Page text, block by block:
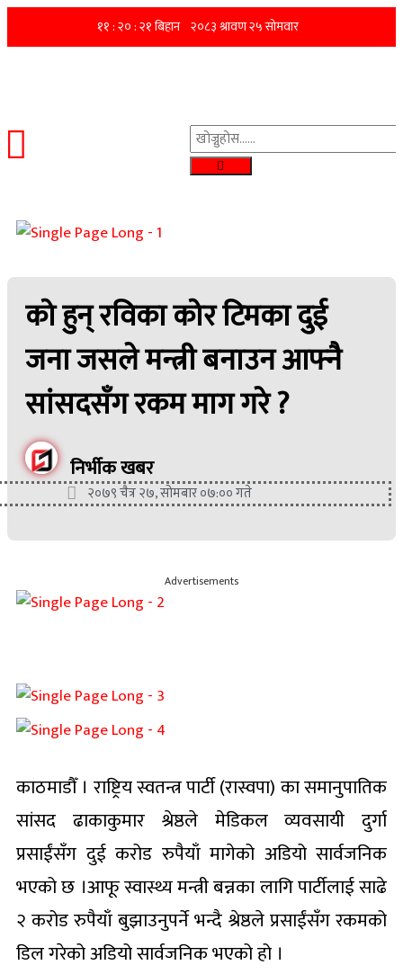
को हुन् रविका कोर टिमका दुई
जना जसले मन्त्री बनाउन आफ्नै
सांसदसँग रकम माग गरे ?
निर्भीक खबर
२०७९ चैत्र २७, सोमबार ०७:०० गते
Advertisements
काठमाडौँ । राष्ट्रिय स्वतन्त्र पार्टी (रास्वपा) का समानुपातिक
सांसद ढाकाकुमार श्रेष्ठले मेडिकल व्यवसायी दुर्गा
प्रसाईंसँग दुई करोड रुपैयाँ मागेको अडियो सार्वजनिक
भएको छ ।आफू स्वास्थ्य मन्त्री बन्नका लागि पार्टीलाई साढे
२ करोड रुपैयाँ बुझाउनुपर्ने भन्दै श्रेष्ठले प्रसाईंसँग रकमको
डिल गरेको अडियो सार्वजनिक भएको हो ।